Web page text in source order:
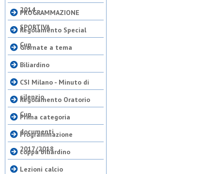
2014
PROGRAMMAZIONE
SPORTIVA
Regolamento Special
Cup
Giornate a tema
Biliardino
CSI Milano - Minuto di
silenzio
Regolamento Oratorio
Cup
Prima categoria
documenti
Programmazione
2017/2018
coppa biliardino
Lezioni calcio